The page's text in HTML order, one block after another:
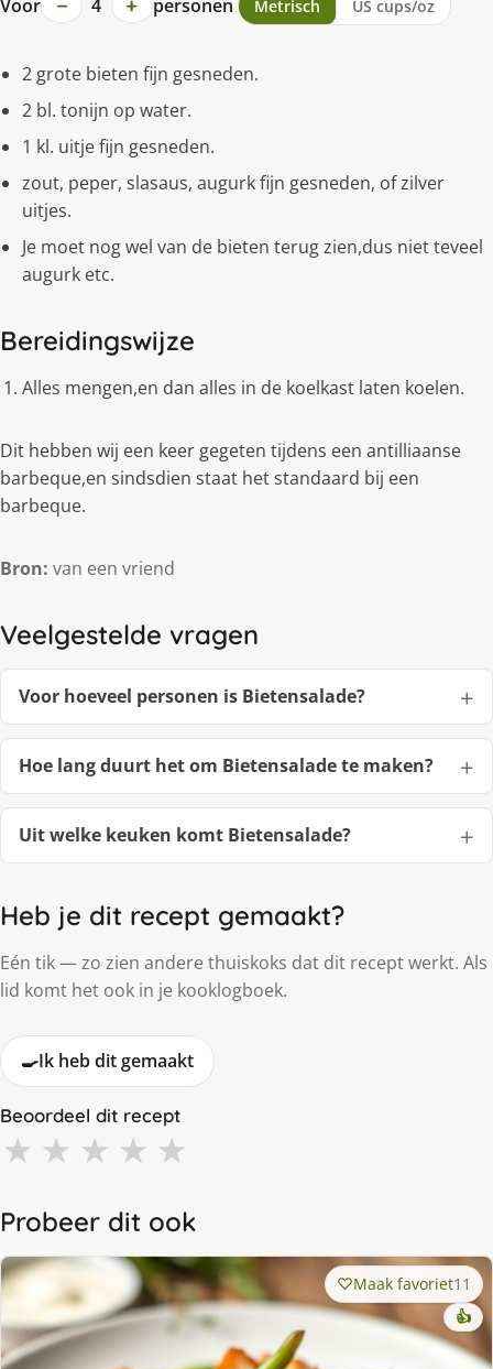
Voor − 4 + personen Metrisch US cups/oz
2 grote bieten fijn gesneden.
2 bl. tonijn op water.
1 kl. uitje fijn gesneden.
zout, peper, slasaus, augurk fijn gesneden, of zilver
uitjes.
Je moet nog wel van de bieten terug zien,dus niet teveel
augurk etc.
Bereidingswijze
Alles mengen,en dan alles in de koelkast laten koelen.
Dit hebben wij een keer gegeten tijdens een antilliaanse
barbeque,en sindsdien staat het standaard bij een
barbeque.
Bron: van een vriend
Veelgestelde vragen
Voor hoeveel personen is Bietensalade?
Hoe lang duurt het om Bietensalade te maken?
Uit welke keuken komt Bietensalade?
Heb je dit recept gemaakt?
Eén tik — zo zien andere thuiskoks dat dit recept werkt. Als
lid komt het ook in je kooklogboek.
🍳Ik heb dit gemaakt
Beoordeel dit recept
★ ★ ★ ★ ★
Probeer dit ook
Maak favoriet11
👍